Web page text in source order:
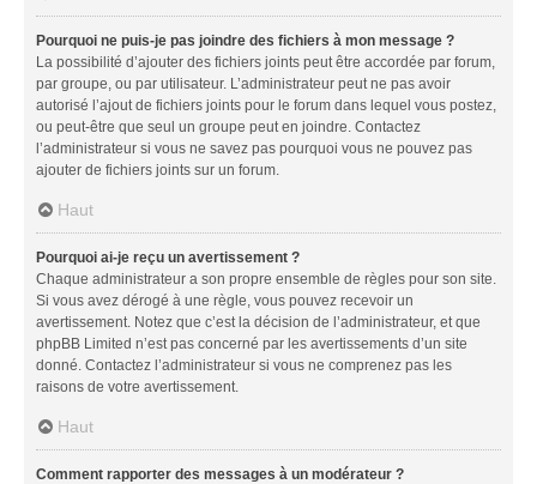
Pourquoi ne puis-je pas joindre des fichiers à mon message ?
La possibilité d’ajouter des fichiers joints peut être accordée par forum,
par groupe, ou par utilisateur. L’administrateur peut ne pas avoir
autorisé l’ajout de fichiers joints pour le forum dans lequel vous postez,
ou peut-être que seul un groupe peut en joindre. Contactez
l’administrateur si vous ne savez pas pourquoi vous ne pouvez pas
ajouter de fichiers joints sur un forum.
Haut
Pourquoi ai-je reçu un avertissement ?
Chaque administrateur a son propre ensemble de règles pour son site.
Si vous avez dérogé à une règle, vous pouvez recevoir un
avertissement. Notez que c’est la décision de l’administrateur, et que
phpBB Limited n’est pas concerné par les avertissements d’un site
donné. Contactez l’administrateur si vous ne comprenez pas les
raisons de votre avertissement.
Haut
Comment rapporter des messages à un modérateur ?